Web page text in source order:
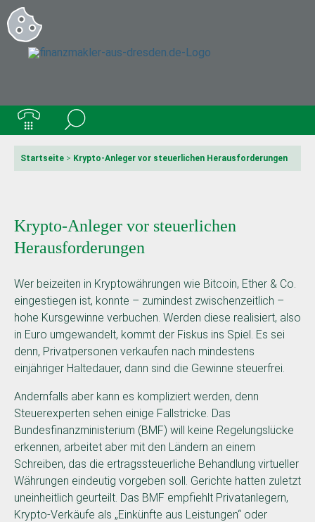
Startseite > Krypto-Anleger vor steuerlichen Herausforderungen
Krypto-Anleger vor steuerlichen
Herausforderungen
Wer beizeiten in Kryptowährungen wie Bitcoin, Ether & Co.
eingestiegen ist, konnte – zumindest zwischenzeitlich –
hohe Kursgewinne verbuchen. Werden diese realisiert, also
in Euro umgewandelt, kommt der Fiskus ins Spiel. Es sei
denn, Privatpersonen verkaufen nach mindestens
einjähriger Haltedauer, dann sind die Gewinne steuerfrei.
Andernfalls aber kann es kompliziert werden, denn
Steuerexperten sehen einige Fallstricke. Das
Bundesfinanzministerium (BMF) will keine Regelungslücke
erkennen, arbeitet aber mit den Ländern an einem
Schreiben, das die ertragssteuerliche Behandlung virtueller
Währungen eindeutig vorgeben soll. Gerichte hatten zuletzt
uneinheitlich geurteilt. Das BMF empfiehlt Privatanlegern,
Krypto-Verkäufe als „Einkünfte aus Leistungen“ oder